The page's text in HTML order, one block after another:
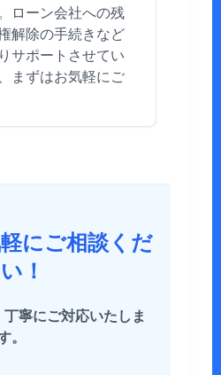
ローン会社への残
解除の手続きなど
サポートさせてい
まずはお気軽にご
にご相談くだ
！
寧にご対応いたしま
。